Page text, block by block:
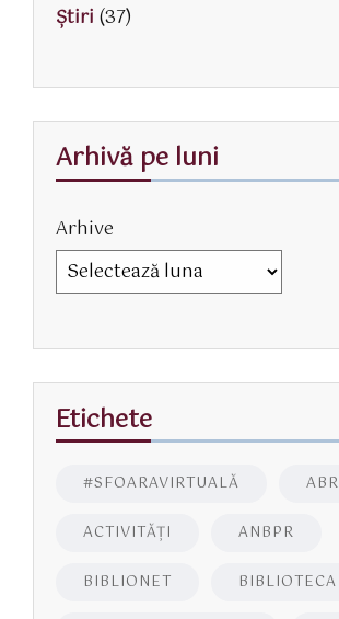
Știri (37)
Arhivă pe luni
Arhive
Etichete
#SFOARAVIRTUALĂ ABR
ACTIVITĂŢI ANBPR
BIBLIONET BIBLIOTECA